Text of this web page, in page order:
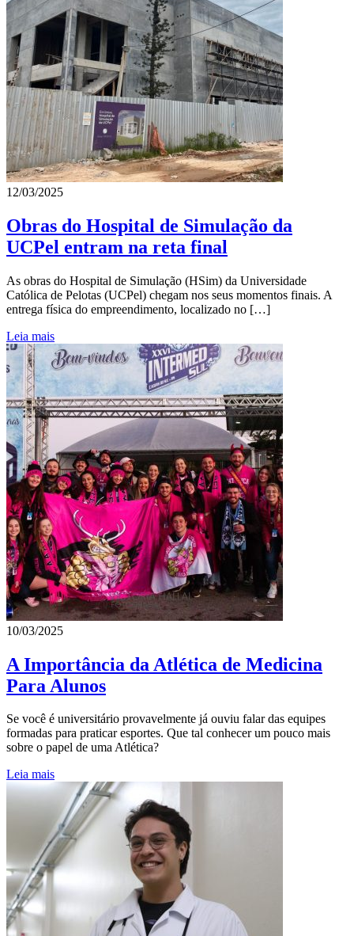
12/03/2025
Obras do Hospital de Simulação da
UCPel entram na reta final
As obras do Hospital de Simulação (HSim) da Universidade
Católica de Pelotas (UCPel) chegam nos seus momentos finais. A
entrega física do empreendimento, localizado no […]
Leia mais
10/03/2025
A Importância da Atlética de Medicina
Para Alunos
Se você é universitário provavelmente já ouviu falar das equipes
formadas para praticar esportes. Que tal conhecer um pouco mais
sobre o papel de uma Atlética?
Leia mais